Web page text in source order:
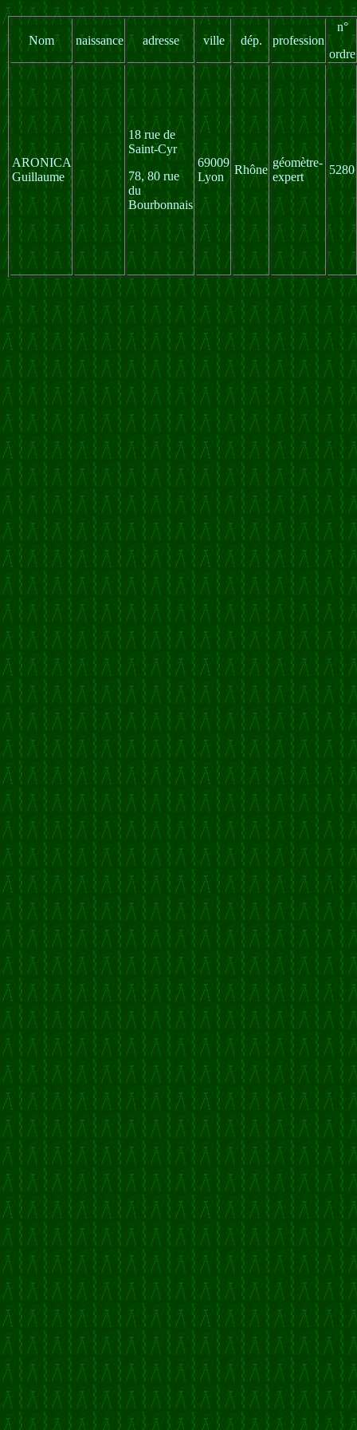
Nom naissance adresse ville dép. profession
n°
ordre
ARONICA
Guillaume
18 rue de
Saint-Cyr
78, 80 rue
du
Bourbonnais
69009
Lyon
Rhône
géomètre-
expert
5280